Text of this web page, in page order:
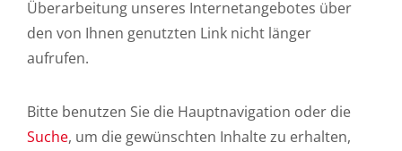
Überarbeitung unseres Internetangebotes über
den von Ihnen genutzten Link nicht länger
aufrufen.
Bitte benutzen Sie die Hauptnavigation oder die
Suche, um die gewünschten Inhalte zu erhalten,